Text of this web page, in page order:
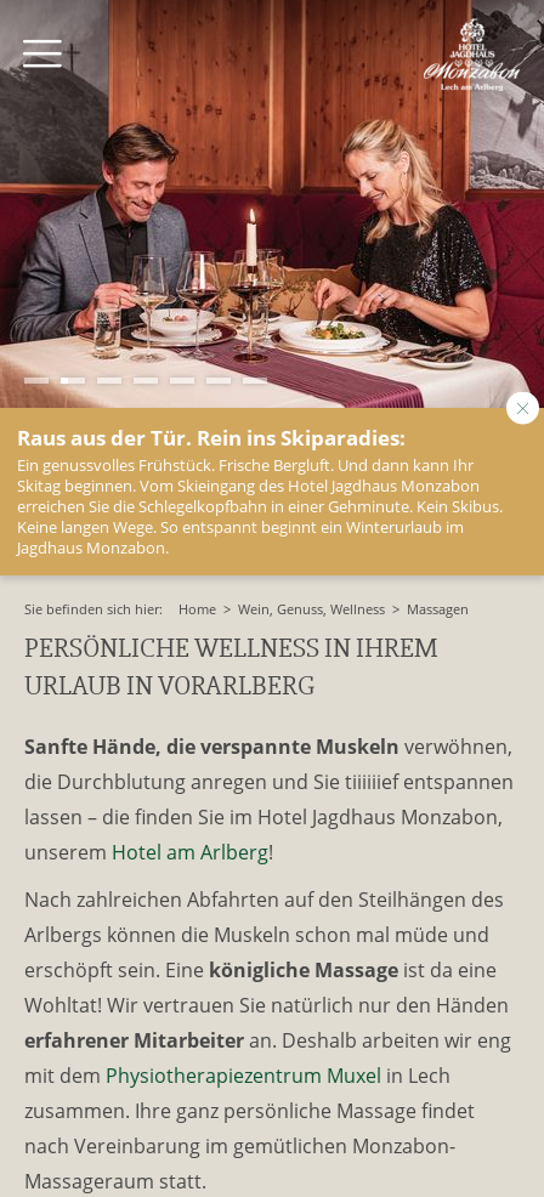
Raus aus der Tür. Rein ins Skiparadies:
Ein genussvolles Frühstück. Frische Bergluft. Und dann kann Ihr
Skitag beginnen. Vom Skieingang des Hotel Jagdhaus Monzabon
erreichen Sie die Schlegelkopfbahn in einer Gehminute. Kein Skibus.
Keine langen Wege. So entspannt beginnt ein Winterurlaub im
Jagdhaus Monzabon.
Sie befinden sich hier: Home > Wein, Genuss, Wellness > Massagen
PERSÖNLICHE WELLNESS IN IHREM
URLAUB IN VORARLBERG
Sanfte Hände, die verspannte Muskeln verwöhnen,
die Durchblutung anregen und Sie tiiiiiief entspannen
lassen – die finden Sie im Hotel Jagdhaus Monzabon,
unserem Hotel am Arlberg!
Nach zahlreichen Abfahrten auf den Steilhängen des
Arlbergs können die Muskeln schon mal müde und
erschöpft sein. Eine königliche Massage ist da eine
Wohltat! Wir vertrauen Sie natürlich nur den Händen
erfahrener Mitarbeiteran. Deshalb arbeiten wir eng
mit dem Physiotherapiezentrum Muxel in Lech
zusammen. Ihre ganz persönliche Massage findet
nach Vereinbarung im gemütlichen Monzabon-
Massageraum statt.